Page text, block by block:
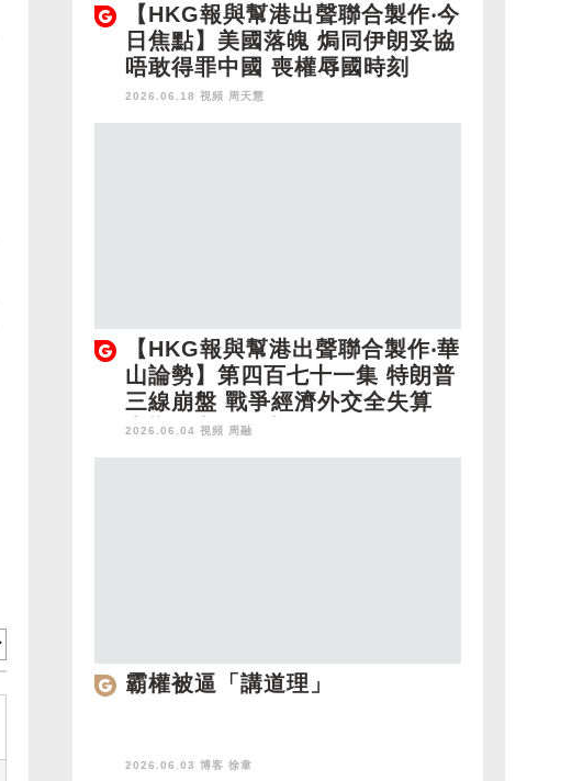
【HKG報與幫港出聲聯合製作‧今
日焦點】美國落魄 焗同伊朗妥協
唔敢得罪中國 喪權辱國時刻
2026.06.18 視頻 周天慧
【HKG報與幫港出聲聯合製作‧華
山論勢】第四百七十一集 特朗普
三線崩盤 戰爭經濟外交全失算
中期選舉如何逆轉？
2026.06.04 視頻 周融
霸權被逼「講道理」
2026.06.03 博客 徐韋